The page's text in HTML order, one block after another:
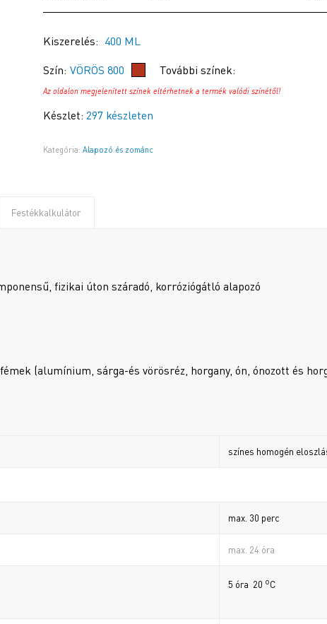
Kiszerelés: 400 ML
Szín: VÖRÖS 800 További színek:
Az oldalon megjelenített színek eltérhetnek a termék valódi színétől!
Készlet:297 készleten
Kategória:Alapozó és zománc
Festékkalkulátor
fizikai úton száradó, korróziógátló alapozó
(alumínium, sárga-és vörösréz, horgany, ón, ónozott és
színes homogén
max. 30 perc
max. 24 óra
5 óra 20 oC